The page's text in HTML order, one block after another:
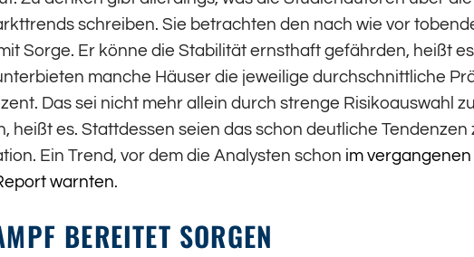
schreiben. Sie betrachten den nach wie vor
Sorge. Er könne die Stabilität ernsthaft gefährden, heißt
manche Häuser die jeweilige durchschnittliche
Das sei nicht mehr allein durch strenge Risikoauswahl zu
heißt es. Stattdessen seien das schon deutliche Tendenzen
Ein Trend, vor dem die Analysten schon im
warnten.
BEREITET SORGEN